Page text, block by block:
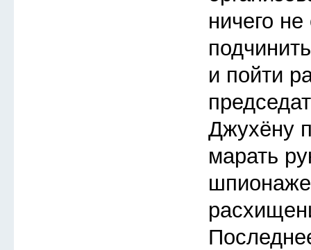
ничего
и пойти
Джухёну
марать